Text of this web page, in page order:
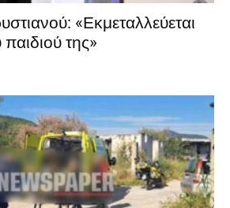
«Εκμεταλλεύεται
της»